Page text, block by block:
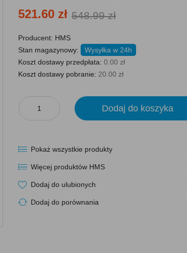
521.60 zł 548.99 zł
Producent: HMS
Stan magazynowy:
Wysyłka w 24h
Koszt dostawy przedpłata: 0.00 zł
Koszt dostawy pobranie: 20.00 zł
Dodaj do koszyka
Pokaż wszystkie produkty
Więcej produktów HMS
Dodaj do ulubionych
Dodaj do porównania